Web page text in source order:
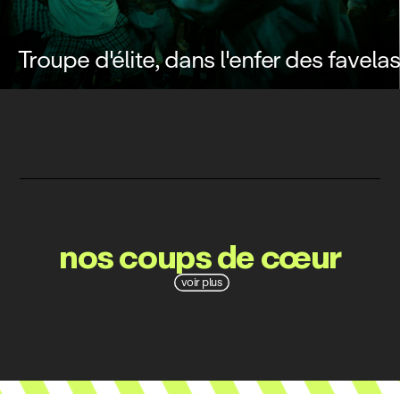
Troupe d'élite, dans l'enfer des favelas
voir plus
nos coups de cœur